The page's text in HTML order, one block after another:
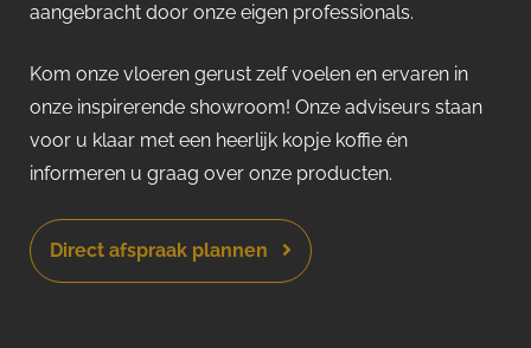
aangebracht door onze eigen professionals.
Kom onze vloeren gerust zelf voelen en ervaren in
onze inspirerende showroom! Onze adviseurs staan
voor u klaar met een heerlijk kopje koffie én
informeren u graag over onze producten.
Direct afspraak plannen